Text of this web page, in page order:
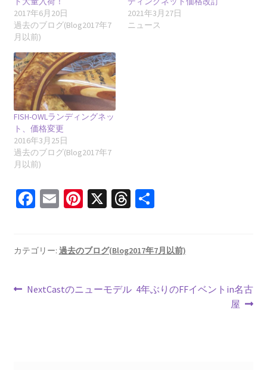
2017年6月20日
過去のブログ(Blog2017年7
月以前)
2021年3月27日
ニュース
FISH-OWLランディングネッ
ト、価格変更
2016年3月25日
過去のブログ(Blog2017年7
月以前)
Fa
o
k
E
l
Pi
es
X T
ds
共
カテゴリー: 過去のブログ(Blog2017年7月以前)
投前
NextCastのニューモデル 次
4年ぶりのFFイベントin名古
屋